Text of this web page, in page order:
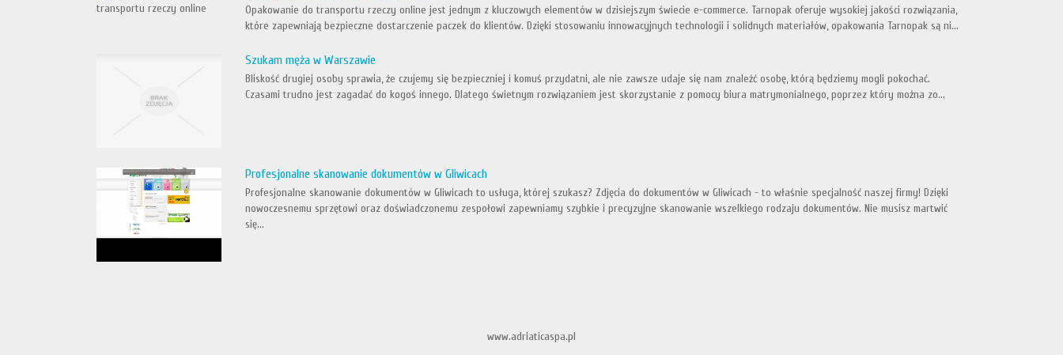
Opakowanie do transportu rzeczy online jest jednym z kluczowych elementów w dzisiejszym świecie e-commerce. Tarnopak oferuje wysokiej jakości rozwiązania,
które zapewniają bezpieczne dostarczenie paczek do klientów. Dzięki stosowaniu innowacyjnych technologii i solidnych materiałów, opakowania Tarnopak są ni...
Szukam męża w Warszawie
Bliskość drugiej osoby sprawia, że czujemy się bezpieczniej i komuś przydatni, ale nie zawsze udaje się nam znaleźć osobę, którą będziemy mogli pokochać.
Czasami trudno jest zagadać do kogoś innego. Dlatego świetnym rozwiązaniem jest skorzystanie z pomocy biura matrymonialnego, poprzez który można zo...
Profesjonalne skanowanie dokumentów w Gliwicach
Profesjonalne skanowanie dokumentów w Gliwicach to usługa, której szukasz? Zdjęcia do dokumentów w Gliwicach - to właśnie specjalność naszej firmy! Dzięki
nowoczesnemu sprzętowi oraz doświadczonemu zespołowi zapewniamy szybkie i precyzyjne skanowanie wszelkiego rodzaju dokumentów. Nie musisz martwić
się...
www.adriaticaspa.pl